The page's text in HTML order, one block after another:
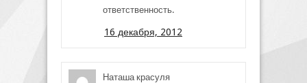
ответственность.
16 декабря, 2012
Наташа красуля